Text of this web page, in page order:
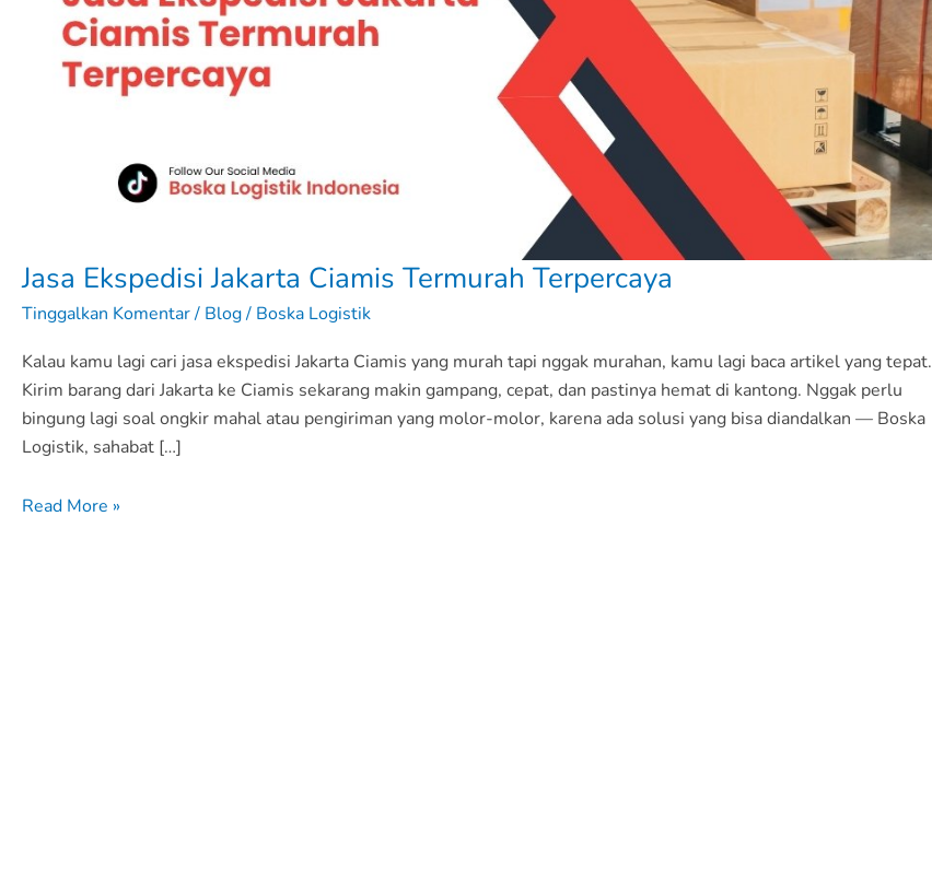
Jasa Ekspedisi Jakarta Ciamis Termurah Terpercaya
Tinggalkan Komentar/ Blog/ Boska Logistik
Kalau kamu lagi cari jasa ekspedisi Jakarta Ciamis yang murah tapi nggak murahan, kamu lagi baca artikel yang tepat.
Kirim barang dari Jakarta ke Ciamis sekarang makin gampang, cepat, dan pastinya hemat di kantong. Nggak perlu
bingung lagi soal ongkir mahal atau pengiriman yang molor-molor, karena ada solusi yang bisa diandalkan — Boska
Logistik, sahabat […]
Read More »